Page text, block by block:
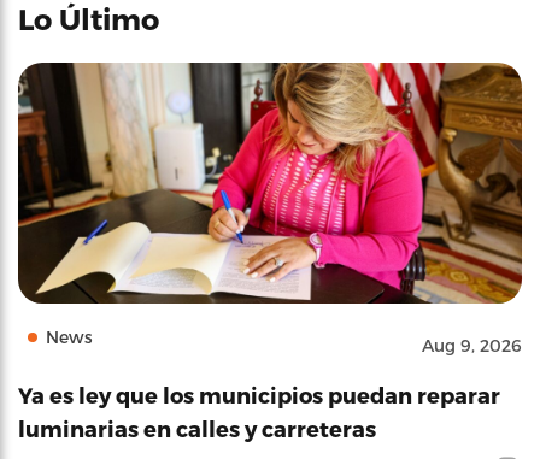
Lo Último
News Aug 9, 2026
Ya es ley que los municipios puedan reparar
luminarias en calles y carreteras